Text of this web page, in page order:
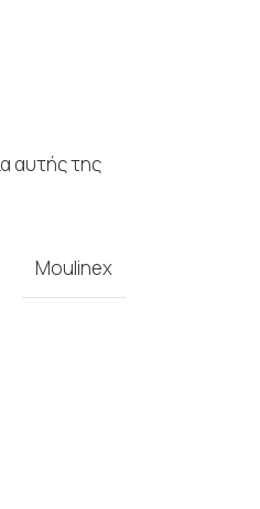
αυτής της
Moulinex